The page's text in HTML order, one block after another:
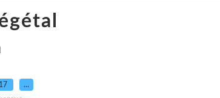
…